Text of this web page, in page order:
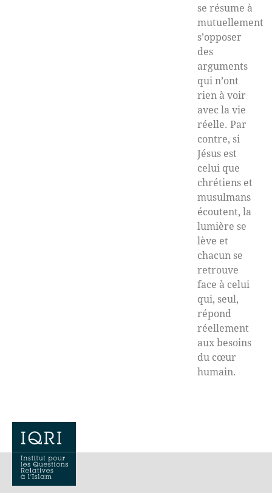
se résume à
mutuellement
s’opposer
des
arguments
qui n’ont
rien à voir
avec la vie
réelle. Par
contre, si
Jésus est
celui que
chrétiens et
musulmans
écoutent, la
lumière se
lève et
chacun se
retrouve
face à celui
qui, seul,
répond
réellement
aux besoins
du cœur
humain.